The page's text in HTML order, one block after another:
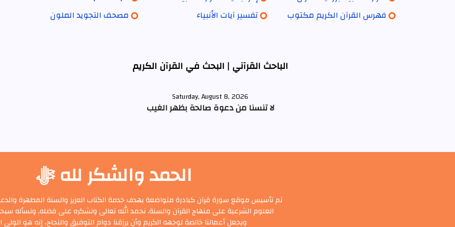
فهرس القرآن الكريم مكتوب
تفسير آيات الأنبياء
مصحف التجويد الملون
الباحث القرآني | البحث في القرآن الكريم
Saturday, August 8, 2026
لا تنسنا من دعوة صالحة بظهر الغيب
الحمد والشكر لله ﷻ
تم تأسيس موقع سورة قرآن كبادرة متواضعة بهدف خدمة الكتاب العزيز والسنة المطهرة
العلوم الشرعية على منهاج القرآن والسنة, نحمد الله تعالى ونشكره على فضله, ونسأله
ويجعل أعمالنا خالصة لوجهه الكريم وأن يرزقنا دوام التوفيق والنجاح، إنه هو الولي